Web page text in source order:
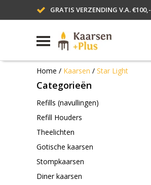
GRATIS VERZENDING V.A. €100,-
Home / Kaarsen / Star Light
Categorieën
Refills (navullingen)
Refill Houders
Theelichten
Gotische kaarsen
Stompkaarsen
Diner kaarsen